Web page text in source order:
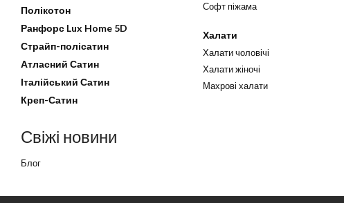
Полікотон
Ранфорс Lux Home 5D
Страйп-полісатин
Атласний Сатин
Італійський Сатин
Креп-Сатин
Софт піжама
Халати
Халати чоловічі
Халати жіночі
Махрові халати
Свіжі новини
Блог